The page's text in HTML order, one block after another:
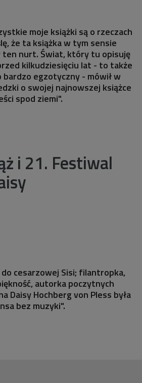
moje książki są o rzeczach
że ta książka w tym sensie
ten nurt. Świat, który tu opisuję
kilkudziesięciu lat - to także
egzotyczny - mówił w
o swojej najnowszej książce
spod ziemi".
i 21. Festiwal
cesarzowej Sisi; filantropka,
autorka poczytnych
Daisy Hochberg von Pless była
bez muzyki".